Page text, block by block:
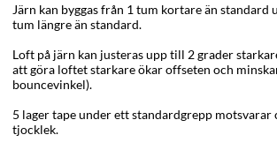
Järn kan byggas från 1 tum kortare än standard
tum längre än standard.
Loft på järn kan justeras upp till 2 grader
att göra loftet starkare ökar offseten och
bouncevinkel).
5 lager tape under ett standardgrepp motsvarar
tjocklek.